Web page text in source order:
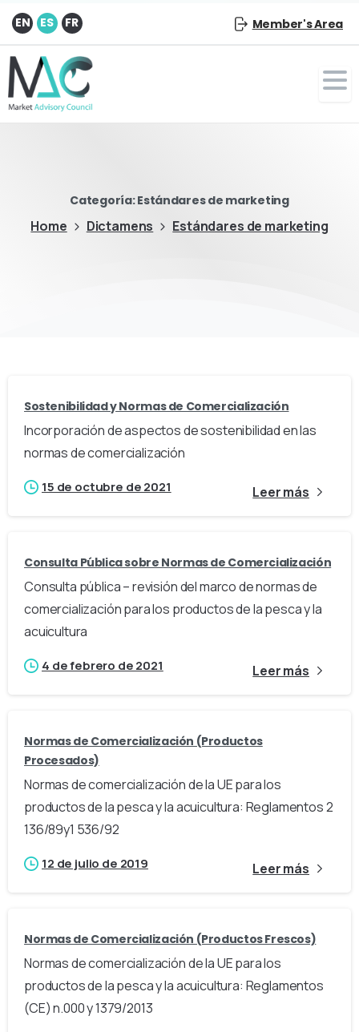
EN ES FR Member's Area
Categoría:Estándares de marketing
Home Dictamens Estándares de marketing
Sostenibilidad y Normas de Comercialización
Incorporación de aspectos de sostenibilidad en las
normas de comercialización
15 de octubre de 2021 Leer más
Consulta Pública sobre Normas de Comercialización
Consulta pública – revisión del marco de normas de
comercialización para los productos de la pesca y la
acuicultura
4 de febrero de 2021 Leer más
Normas de Comercialización (Productos
Procesados)
Normas de comercialización de la UE para los
productos de la pesca y la acuicultura: Reglamentos 2
136/89y1 536/92
12 de julio de 2019 Leer más
Normas de Comercialización (Productos Frescos)
Normas de comercialización de la UE para los
productos de la pesca y la acuicultura: Reglamentos
(CE) n.000 y 1379/2013